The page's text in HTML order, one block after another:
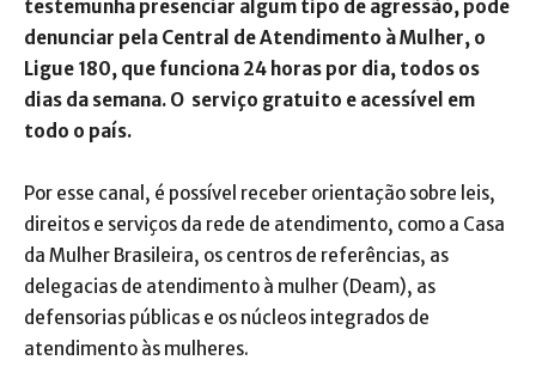
testemunha presenciar algum tipo de agressão, pode
denunciar pela Central de Atendimento à Mulher, o
Ligue 180, que funciona 24 horas por dia, todos os
dias da semana. O serviço gratuito e acessível em
todo o país.
Por esse canal, é possível receber orientação sobre leis,
direitos e serviços da rede de atendimento, como a Casa
da Mulher Brasileira, os centros de referências, as
delegacias de atendimento à mulher (Deam), as
defensorias públicas e os núcleos integrados de
atendimento às mulheres.